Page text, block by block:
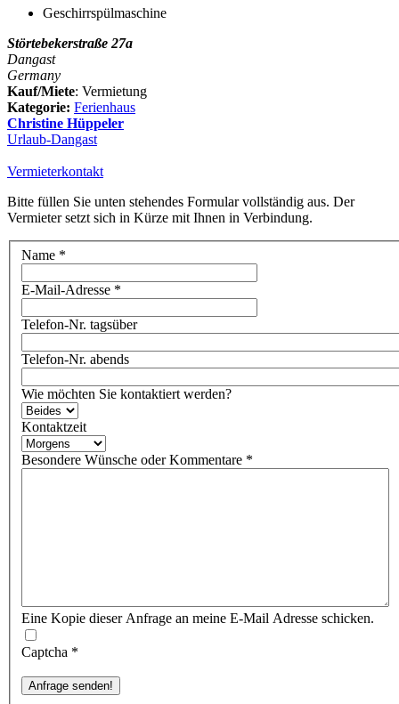
Geschirrspülmaschine
Störtebekerstraße 27a
Dangast
Germany
Kauf/Miete: Vermietung
Kategorie: Ferienhaus
Christine Hüppeler
Urlaub-Dangast
Vermieterkontakt
Bitte füllen Sie unten stehendes Formular vollständig aus. Der
Vermieter setzt sich in Kürze mit Ihnen in Verbindung.
Name *
E-Mail-Adresse *
Telefon-Nr. tagsüber
Telefon-Nr. abends
Wie möchten Sie kontaktiert werden?
Kontaktzeit
Besondere Wünsche oder Kommentare *
Eine Kopie dieser Anfrage an meine E-Mail Adresse schicken.
Captcha *